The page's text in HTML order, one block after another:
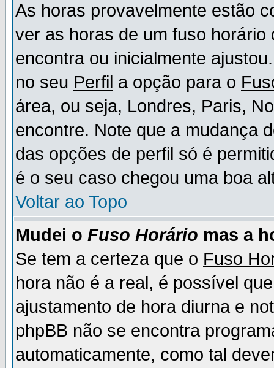
As horas provavelmente estão
ver as horas de um fuso
encontra ou inicialmente
no seu Perfil a opção para o
área, ou seja, Londres, Paris,
encontre. Note que a mudança
das opções de perfil só é
é o seu caso chegou uma boa
Voltar ao Topo
Mudei o Fuso Horário mas a
Se tem a certeza que o Fuso
hora não é a real, é possível
ajustamento de hora diurna e
phpBB não se encontra
automaticamente, como tal